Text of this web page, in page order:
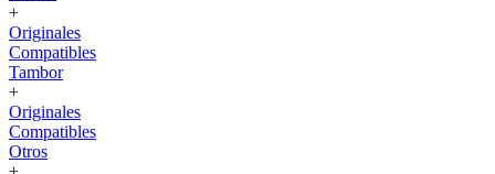
+
Originales
Compatibles
Tambor
+
Originales
Compatibles
Otros